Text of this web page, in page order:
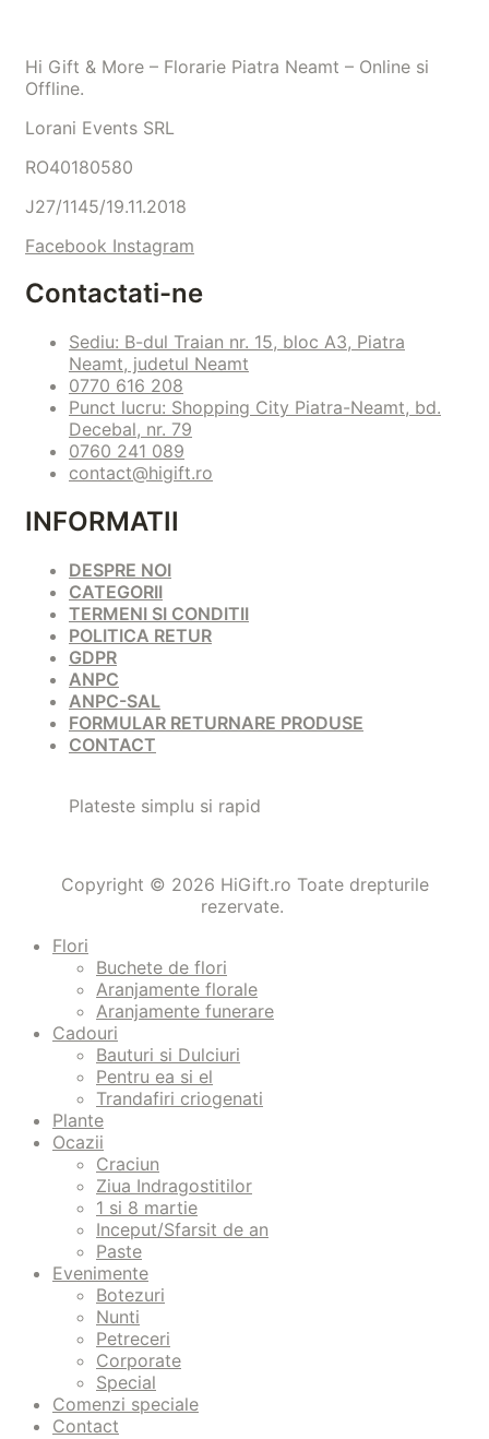
Hi Gift & More – Florarie Piatra Neamt – Online si
Offline.
Lorani Events SRL
RO40180580
J27/1145/19.11.2018
Facebook Instagram
Contactati-ne
Sediu: B-dul Traian nr. 15, bloc A3, Piatra
Neamt, judetul Neamt
0770 616 208
Punct lucru: Shopping City Piatra-Neamt, bd.
Decebal, nr. 79
0760 241 089
contact@higift.ro
INFORMATII
DESPRE NOI
CATEGORII
TERMENI SI CONDITII
POLITICA RETUR
GDPR
ANPC
ANPC-SAL
FORMULAR RETURNARE PRODUSE
CONTACT
Plateste simplu si rapid
Copyright © 2026 HiGift.ro Toate drepturile
rezervate.
Flori
Buchete de flori
Aranjamente florale
Aranjamente funerare
Cadouri
Bauturi si Dulciuri
Pentru ea si el
Trandafiri criogenati
Plante
Ocazii
Craciun
Ziua Indragostitilor
1 si 8 martie
Inceput/Sfarsit de an
Paste
Evenimente
Botezuri
Nunti
Petreceri
Corporate
Special
Comenzi speciale
Contact